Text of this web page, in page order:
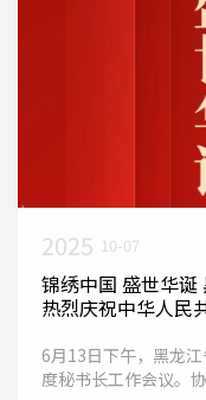
2025 10-07
锦绣中国 盛世华诞
热烈庆祝中华人民
6月13日下午，黑龙
度秘书长工作会议。